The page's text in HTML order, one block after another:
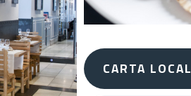
CARTA LOCAL